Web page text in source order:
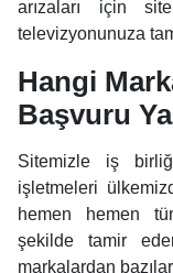
arızaları için
televizyonunuza
Hangi
Başvuru
Sitemizle iş
işletmeleri
hemen hemen
şekilde tamir
markalardan